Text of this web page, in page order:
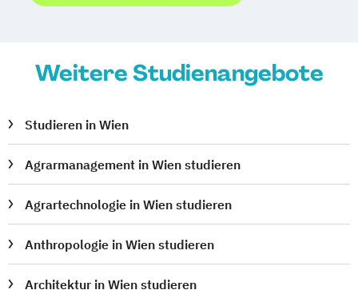
Weitere Studienangebote
Studieren in Wien
Agrarmanagement in Wien studieren
Agrartechnologie in Wien studieren
Anthropologie in Wien studieren
Architektur in Wien studieren